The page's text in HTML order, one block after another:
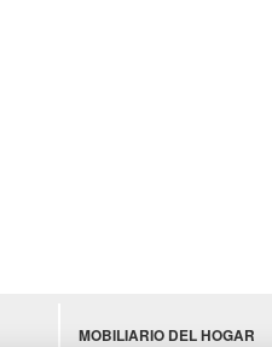
MOBILIARIO DEL HOGAR